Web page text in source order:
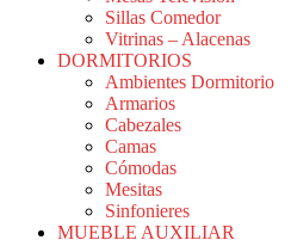
Sillas Comedor
Vitrinas – Alacenas
DORMITORIOS
Ambientes Dormitorio
Armarios
Cabezales
Camas
Cómodas
Mesitas
Sinfonieres
MUEBLE AUXILIAR